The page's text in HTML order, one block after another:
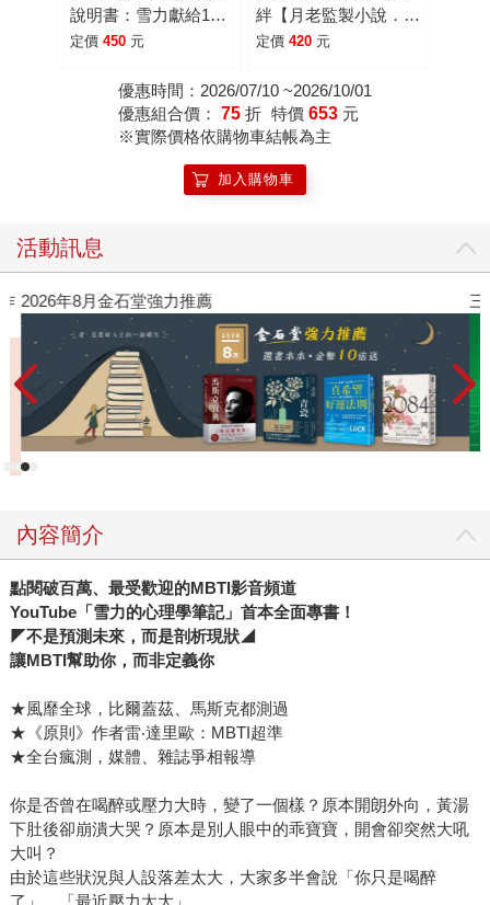
說明書：雪力獻給16
型人們，找到最舒服的
定價 450 元
絆【月老監製小說．好
評暢銷最終回】
定價 420 元
優惠時間：2026/07/10 ~2026/10/01
優惠組合價： 75 折 特價 653 元
※實際價格依購物車結帳為主
加入購物車
活動訊息
2026年8月金石堂強力推薦 三
內容簡介
點閱破百萬、最受歡迎的MBTI影音頻道
YouTube「雪力的心理學筆記」首本全面專書！
◤不是預測未來，而是剖析現狀◢
讓MBTI幫助你，而非定義你
★風靡全球，比爾蓋茲、馬斯克都測過
★《原則》作者雷‧達里歐：MBTI超準
★全台瘋測，媒體、雜誌爭相報導
你是否曾在喝醉或壓力大時，變了一個樣？原本開朗外向，黃湯
下肚後卻崩潰大哭？原本是別人眼中的乖寶寶，開會卻突然大吼
大叫？
由於這些狀況與人設落差太大，大家多半會說「你只是喝醉
了」、「最近壓力太大」。